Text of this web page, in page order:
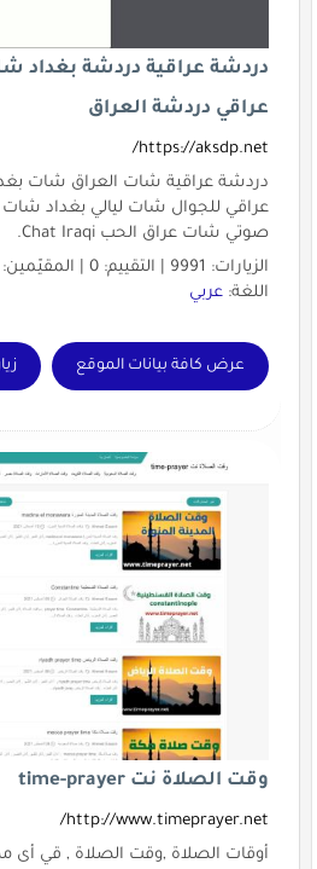
دردشة عراقية دردشة بغداد
عراقي دردشة العراق
https://aksdp.net/
دردشة عراقية شات العراق شات
عراقي للجوال شات ليالي بغداد
صوتي شات عراق الحب Chat Iraqi.
الزيارات: 9991 | التقييم: 0 | المقيّمين: 0 | الدولة:
اللغة: عربي
عرض كافة بيانات الموقع
وقت الصلاة نت time-prayer
http://www.timeprayer.net/
أوقات الصلاة ,وقت الصلاة , قي أى